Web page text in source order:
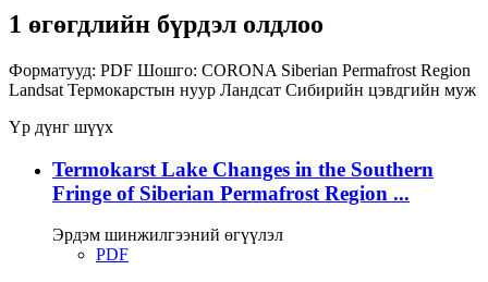
1 өгөгдлийн бүрдэл олдлоо
Форматууд: PDF Шошго: CORONA Siberian Permafrost Region
Landsat Термокарстын нуур Ландсат Сибирийн цэвдгийн муж
Үр дүнг шүүх
Termokarst Lake Changes in the Southern
Fringe of Siberian Permafrost Region ...
Эрдэм шинжилгээний өгүүлэл
PDF